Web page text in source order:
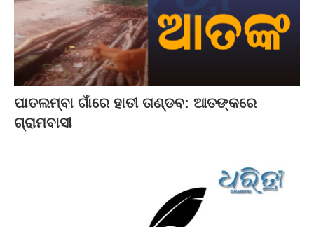
ପାତଲମ୍ବା ଗାଁରେ ହାତୀ ତାଣ୍ଡବ: ଆତଙ୍କରେ
ଗ୍ରାମବାସୀ